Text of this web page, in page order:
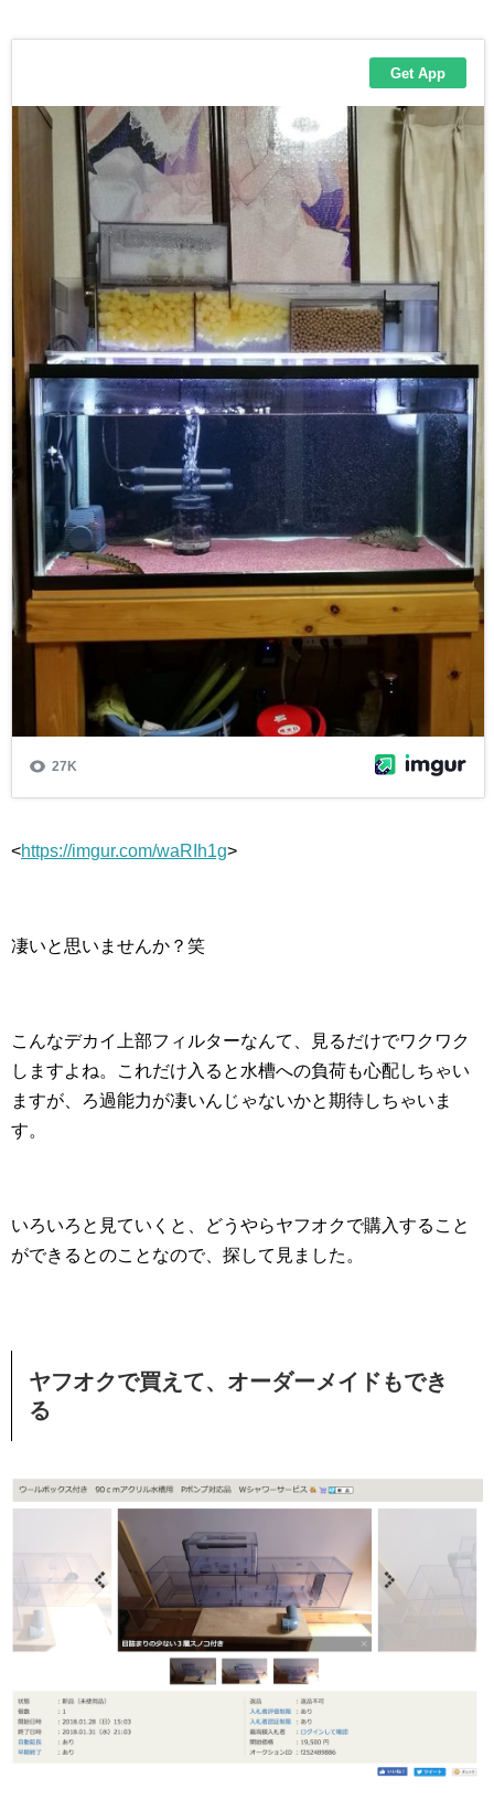
<https://imgur.com/waRIh1g>
凄いと思いませんか？笑
こんなデカイ上部フィルターなんて、見るだけでワクワク
しますよね。これだけ入ると水槽への負荷も心配しちゃい
ますが、ろ過能力が凄いんじゃないかと期待しちゃいま
す。
いろいろと見ていくと、どうやらヤフオクで購入すること
ができるとのことなので、探して見ました。
ヤフオクで買えて、オーダーメイドもでき
る